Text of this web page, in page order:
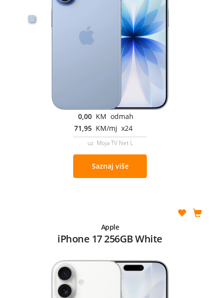
0,00 KM odmah
71,95 KM/mj x24
uz Moja TV Net L
Saznaj više
Apple
iPhone 17 256GB White